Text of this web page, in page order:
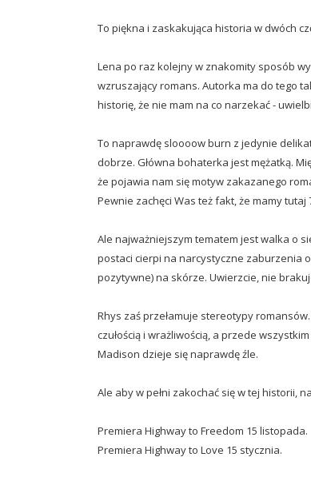
To piękna i zaskakująca historia w dwóch
Lena po raz kolejny w znakomity sposób
wzruszający romans. Autorka ma do tego
historię, że nie mam na co narzekać -
To naprawdę sloooow burn z jedynie
dobrze. Główna bohaterka jest mężatką.
że pojawia nam się motyw zakazanego
Pewnie zachęci Was też fakt, że mamy
Ale najważniejszym tematem jest walka o
postaci cierpi na narcystyczne zaburzenia
pozytywne) na skórze. Uwierzcie, nie
Rhys zaś przełamuje stereotypy
czułością i wrażliwością, a przede
Madison dzieje się naprawdę źle.
Ale aby w pełni zakochać się w tej historii,
Premiera Highway to Freedom 15 listopada.
Premiera Highway to Love 15 stycznia.